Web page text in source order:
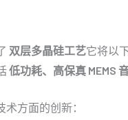
双层多晶硅工艺它将以
低功耗、高保真 MEMS
术方面的创新：